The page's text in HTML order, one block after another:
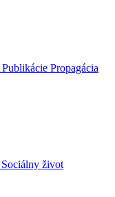
Publikácie Propagácia
Sociálny život